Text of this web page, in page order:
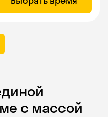
с массой